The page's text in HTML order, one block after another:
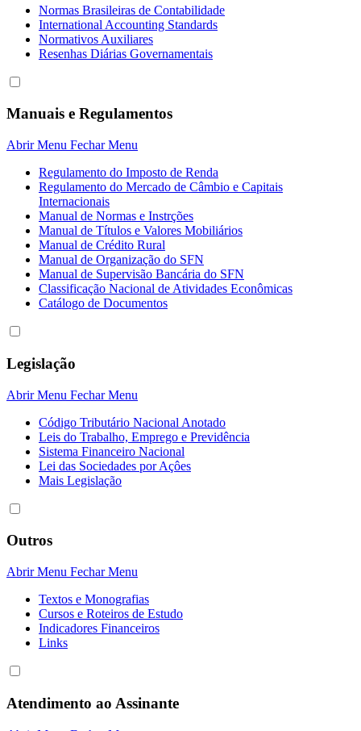
Normas Brasileiras de Contabilidade
International Accounting Standards
Normativos Auxiliares
Resenhas Diárias Governamentais
Manuais e Regulamentos
Abrir Menu Fechar Menu
Regulamento do Imposto de Renda
Regulamento do Mercado de Câmbio e Capitais
Internacionais
Manual de Normas e Instrções
Manual de Títulos e Valores Mobiliários
Manual de Crédito Rural
Manual de Organização do SFN
Manual de Supervisão Bancária do SFN
Classificação Nacional de Atividades Econômicas
Catálogo de Documentos
Legislação
Abrir Menu Fechar Menu
Código Tributário Nacional Anotado
Leis do Trabalho, Emprego e Previdência
Sistema Financeiro Nacional
Lei das Sociedades por Açôes
Mais Legislação
Outros
Abrir Menu Fechar Menu
Textos e Monografias
Cursos e Roteiros de Estudo
Indicadores Financeiros
Links
Atendimento ao Assinante